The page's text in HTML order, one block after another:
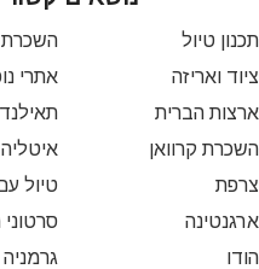
תכנון טיול
השכרת
ציוד ואריזה
אתרי
ארצות הברית
תאילנד
השכרת קרוואן
איטליה
צרפת
טיול
ארגנטינה
הודו
גרמניה